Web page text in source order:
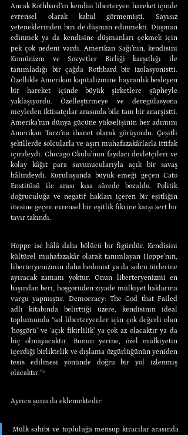
Ancak Rothbard’ın kendisi liberteryen hareket içinde
evrensel olarak kabul görmemişti. Sayısız
yeteneklerinden biri de düşman edinmekti. Düşman
edinmek ya da kendisine düşmanları çekmek için
pek çok nedeni vardı. Amerikan Sağı’nın, kendisini
Komünizm ve Sovyetler Birliği karşıtlığı ile
tanımladığı bir çağda Rothbard bir izolasyonistti.
Özellikle Amerikan kapitalizmine hayranlık besleyen
bir hareket içinde büyük şirketlere şüpheyle
yaklaşıyordu. Özelleştirmeye ve deregülasyona
meyleden iktisatçılar arasında bile tam bir anarşistti.
Amerika’nın dünya gücüne yükselişinin her adımını
Amerikan Tarzı’na ihanet olarak görüyordu. Çeşitli
şekillerde solcularla ve aşırı muhafazakârlarla ittifak
içindeydi. Chicago Okulu’nun faydacı devletçileri ve
kolay kâğıt para savunucularıyla açık bir savaş
hâlindeydi. Kuruluşunda büyük emeği geçen Cato
Enstitüsü ile arası kısa sürede bozuldu. Politik
doğruculuğa ve negatif hakları içeren bir eşitliğin
ötesine geçen evrensel bir eşitlik fikrine karşı sert bir
tavır takındı.
Hoppe ise hâlâ daha bölücü bir figürdür. Kendisini
kültürel muhafazakâr olarak tanımlayan Hoppe’nın,
liberteryenizmin daha hedonist ya da solcu türlerine
ayıracak zamanı yoktur. Onun liberteryenizmi en
başından beri, hoşgörüden ziyade mülkiyet haklarına
vurgu yapmıştır. Democracy: The God that Failed
adlı kitabında belirttiği üzere, kendisinin ideal
toplumunda “sol-liberteryenler için çok değerli olan
‘hoşgörü’ ve ‘açık fikirlilik’ ya çok az olacaktır ya da
hiç olmayacaktır. Bunun yerine, özel mülkiyetin
içerdiği birliktelik ve dışlama özgürlüğünün yeniden
tesis edilmesi yönünde doğru bir yol izlenmiş
olacaktır.”⁵
Ayrıca şunu da eklemektedir:
Mülk sahibi ve topluluğa mensup kiracılar arasında